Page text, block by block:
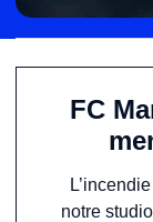
FC
notre